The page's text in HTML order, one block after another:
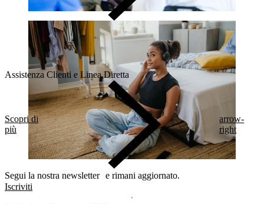
Assistenza Clienti e Linea Diretta
Scopri di
più
arrow-
right
Segui la nostra newsletter e rimani aggiornato.
Iscriviti